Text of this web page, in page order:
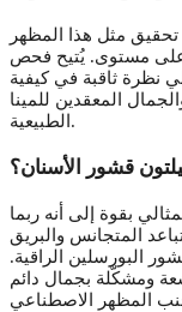
تحقيق مثل هذا المظهر
أعلى مستوى. يُتيح فحص
نظرة ثاقبة في كيفية
المعقدين للمينا
الطبيعية.
قشور الأسنان؟
بقوة إلى أنه ربما
المتجانس والبريق
البورسلين الراقية.
ومشكّلة بجمال دائم